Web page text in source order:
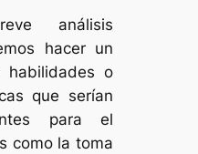
análisis
hacer un
habilidades o
que serían
para el
como la toma